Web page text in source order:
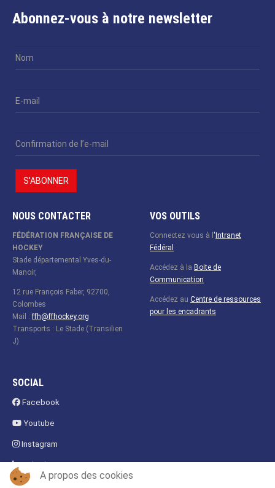
Abonnez-vous à notre newsletter
NOUS CONTACTER
FÉDÉRATION FRANÇAISE DE
HOCKEY
Stade départemental Yves-du-
Manoir,
12 rue François Faber, 92700,
Colombes
Mail :ffh@ffhockey.org
Transports : Le Stade (Transilien
J)
VOS OUTILS
Connectez vous à l ' Intranet
Fédéral
Accédez à la Boite de
Communication
Accédez au Centre de ressources
pour les encadrants
SOCIAL
Facebook
Youtube
Instagram
Linkedin
Fanzone
A propos des cookies